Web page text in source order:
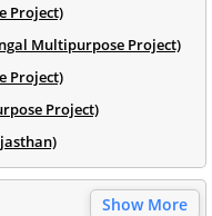
Project)
Multipurpose Project)
Project)
Project)
Show More